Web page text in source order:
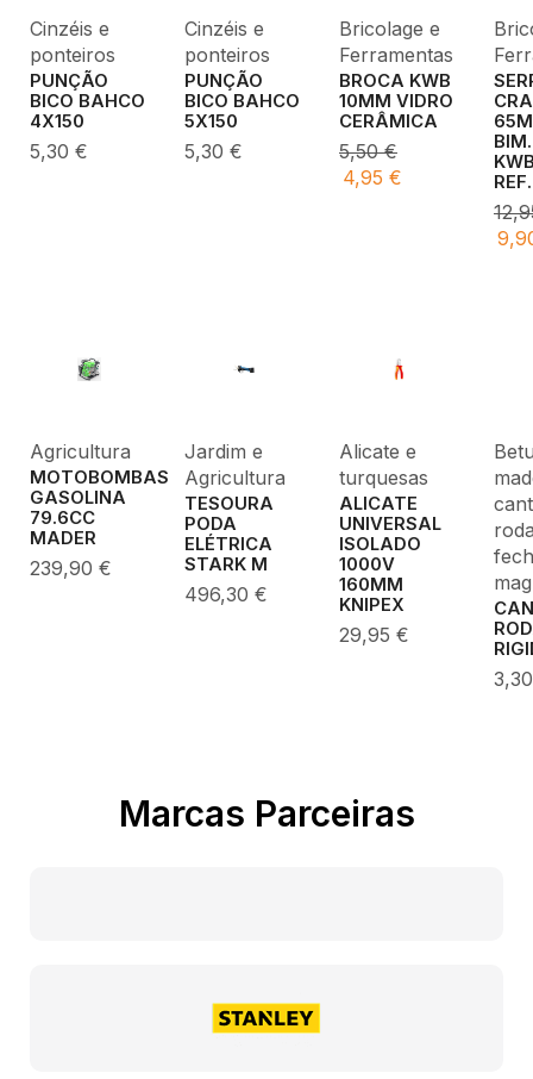
Cinzéis e
ponteiros
PUNÇÃO
BICO BAHCO
4X150
5,30 €
Cinzéis e
ponteiros
PUNÇÃO
BICO BAHCO
5X150
5,30 €
Bricolage e
Ferramentas
BROCA KWB
10MM VIDRO
CERÂMICA
5,50€
4,95 €
Agricultura
MOTOBOMBAS
GASOLINA
79.6CC
MADER
239,90 €
Jardim e
Agricultura
TESOURA
PODA
ELÉTRICA
STARK M
496,30 €
Alicate e
turquesas
ALICATE
UNIVERSAL
ISOLADO
1000V
160MM
KNIPEX
29,95 €
Marcas Parceiras